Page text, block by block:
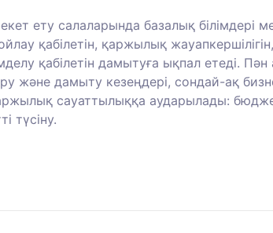
ету салаларында базалық білімдері
қабілетін, қаржылық жауапкершілігін,
қабілетін дамытуға ықпал етеді. Пән
және дамыту кезеңдері, сондай-ақ
сауаттылыққа аударылады:
түсіну.